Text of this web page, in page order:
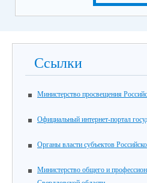
Ссылки
Министерство просвещения
Официальный интернет-портал
Органы власти субъектов
Министерство общего и